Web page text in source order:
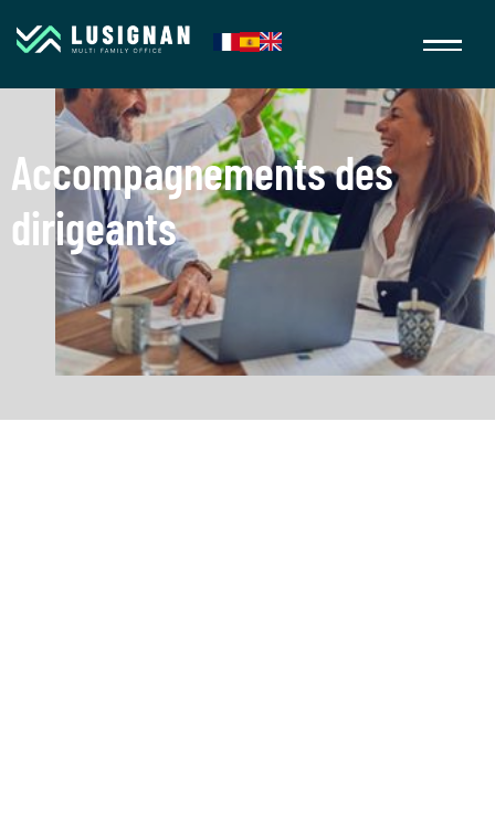
Accompagnements des
dirigeants